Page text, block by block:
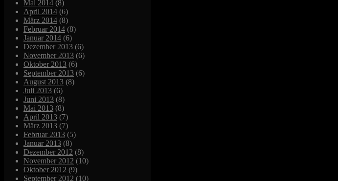
Mai 2014 (8)
April 2014 (6)
März 2014 (8)
Februar 2014 (8)
Januar 2014 (6)
Dezember 2013 (6)
November 2013 (6)
Oktober 2013 (6)
September 2013 (6)
August 2013 (8)
Juli 2013 (6)
Juni 2013 (8)
Mai 2013 (8)
April 2013 (7)
März 2013 (7)
Februar 2013 (5)
Januar 2013 (8)
Dezember 2012 (8)
November 2012 (10)
Oktober 2012 (9)
September 2012 (10)